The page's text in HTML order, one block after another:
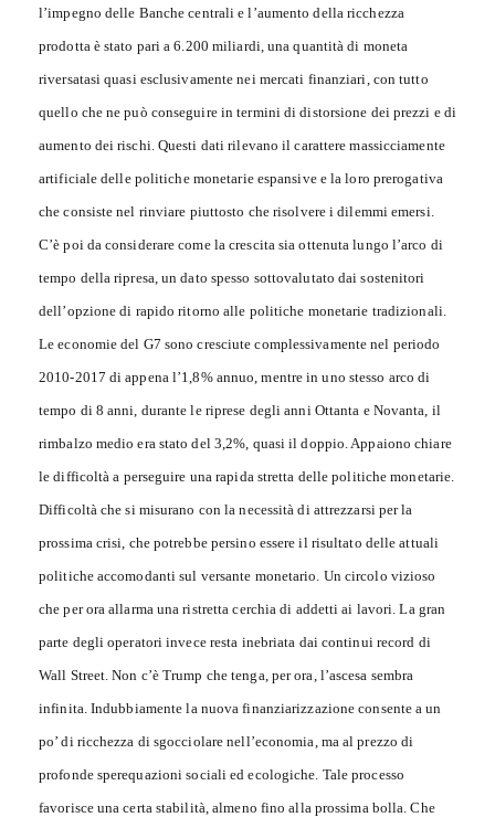
l’impegno delle Banche centrali e l’aumento della ricchezza
prodotta è stato pari a 6.200 miliardi, una quantità di moneta
riversatasi quasi esclusivamente nei mercati finanziari, con tutto
quello che ne può conseguire in termini di distorsione dei prezzi e di
aumento dei rischi. Questi dati rilevano il carattere massicciamente
artificiale delle politiche monetarie espansive e la loro prerogativa
che consiste nel rinviare piuttosto che risolvere i dilemmi emersi.
C’è poi da considerare come la crescita sia ottenuta lungo l’arco di
tempo della ripresa, un dato spesso sottovalutato dai sostenitori
dell’opzione di rapido ritorno alle politiche monetarie tradizionali.
Le economie del G7 sono cresciute complessivamente nel periodo
2010-2017 di appena l’1,8% annuo, mentre in uno stesso arco di
tempo di 8 anni, durante le riprese degli anni Ottanta e Novanta, il
rimbalzo medio era stato del 3,2%, quasi il doppio. Appaiono chiare
le difficoltà a perseguire una rapida stretta delle politiche monetarie.
Difficoltà che si misurano con la necessità di attrezzarsi per la
prossima crisi, che potrebbe persino essere il risultato delle attuali
politiche accomodanti sul versante monetario. Un circolo vizioso
che per ora allarma una ristretta cerchia di addetti ai lavori. La gran
parte degli operatori invece resta inebriata dai continui record di
Wall Street. Non c’è Trump che tenga, per ora, l’ascesa sembra
infinita. Indubbiamente la nuova finanziarizzazione consente a un
po’ di ricchezza di sgocciolare nell’economia, ma al prezzo di
profonde sperequazioni sociali ed ecologiche. Tale processo
favorisce una certa stabilità, almeno fino alla prossima bolla. Che